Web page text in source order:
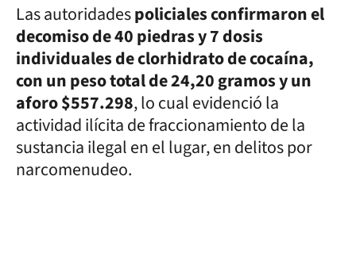
Las autoridadespoliciales confirmaron el
decomiso de 40 piedras y 7 dosis
individuales de clorhidrato de cocaína,
con un peso total de 24,20 gramos y un
aforo $557.298, lo cual evidenció la
actividad ilícita de fraccionamiento de la
sustancia ilegal en el lugar, en delitos por
narcomenudeo.